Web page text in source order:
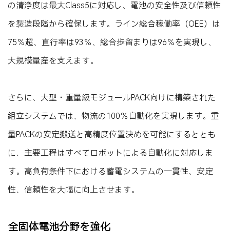
の清浄度は最大Class5に対応し、電池の安全性及び信頼性
を製造段階から確保します。ライン総合稼働率（OEE）は
75％超、直行率は93％、総合歩留まりは96％を実現し、
大規模量産を支えます。
さらに、大型・重量級モジュールPACK向けに構築された
組立システムでは、物流の100％自動化を実現します。重
量PACKの安定搬送と高精度位置決めを可能にするととも
に、主要工程はすべてロボットによる自動化に対応しま
す。高負荷条件下における蓄電システムの一貫性、安定
性、信頼性を大幅に向上させます。
全固体電池分野を強化